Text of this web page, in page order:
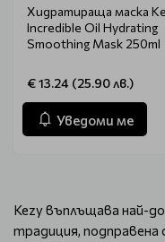
Хидратираща маска
Incredible Oil Hydrating
Smoothing Mask 250ml
€ 13.24 (25.90 лв.)
Уведоми ме
Kezy въплъщава най-
традиция, подправена